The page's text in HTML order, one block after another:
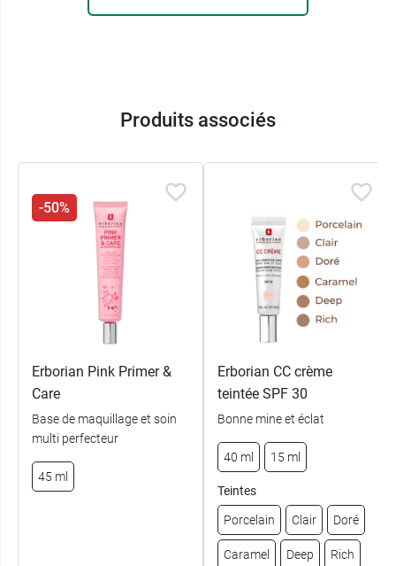
Produits associés
-50%
Erborian Pink Primer &
Care
Base de maquillage et soin
multi perfecteur
45 ml
Erborian CC crème
teintée SPF 30
Bonne mine et éclat
40 ml 15 ml
Teintes
Porcelain Clair Doré
Caramel Deep Rich